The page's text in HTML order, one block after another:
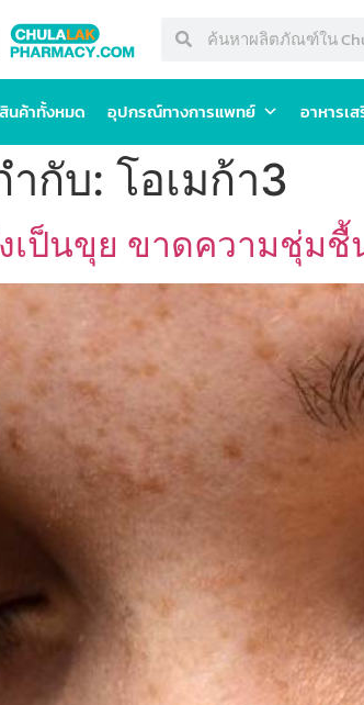
สินค้าทั้งหมด อุปกรณ์ทางการแพทย์ อาหารเ
ำกับ: โอเมก้า3
เป็นขุย ขาดความชุ่ม